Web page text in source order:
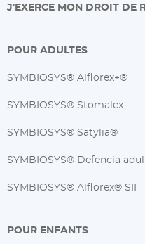
J'EXERCE MON DROIT DE
POUR ADULTES
SYMBIOSYS® Alflorex+®
SYMBIOSYS® Stomalex
SYMBIOSYS® Satylia®
SYMBIOSYS® Defencia
SYMBIOSYS® Alflorex® SII
POUR ENFANTS